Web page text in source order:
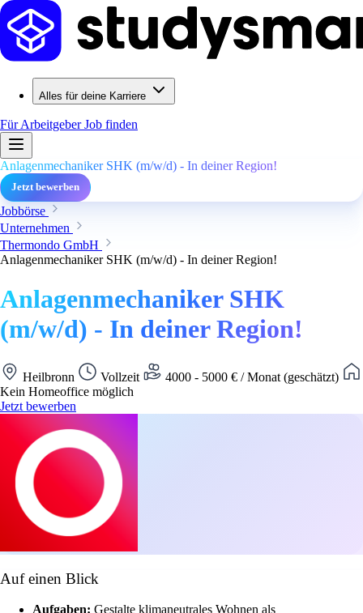
Alles für deine Karriere
Für ArbeitgeberJob finden
Anlagenmechaniker SHK (m/w/d) - In deiner Region!
Jetzt bewerben
Jobbörse
Unternehmen
Thermondo GmbH
Anlagenmechaniker SHK (m/w/d) - In deiner Region!
Anlagenmechaniker SHK
(m/w/d) - In deiner Region!
Heilbronn Vollzeit
4000 - 5000 € / Monat (geschätzt)
Kein Homeoffice möglich
Jetzt bewerben
Auf einen Blick
Aufgaben: Gestalte klimaneutrales Wohnen als